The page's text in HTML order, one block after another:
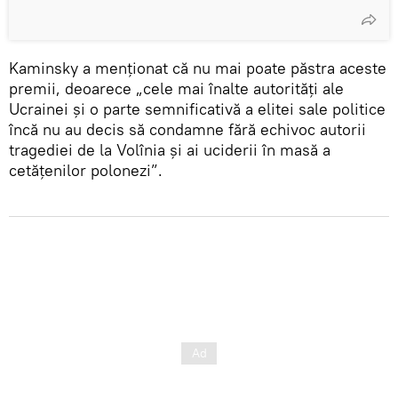
Kaminsky a menționat că nu mai poate păstra aceste
premii, deoarece „cele mai înalte autorități ale
Ucrainei și o parte semnificativă a elitei sale politice
încă nu au decis să condamne fără echivoc autorii
tragediei de la Volînia și ai uciderii în masă a
cetățenilor polonezi”.